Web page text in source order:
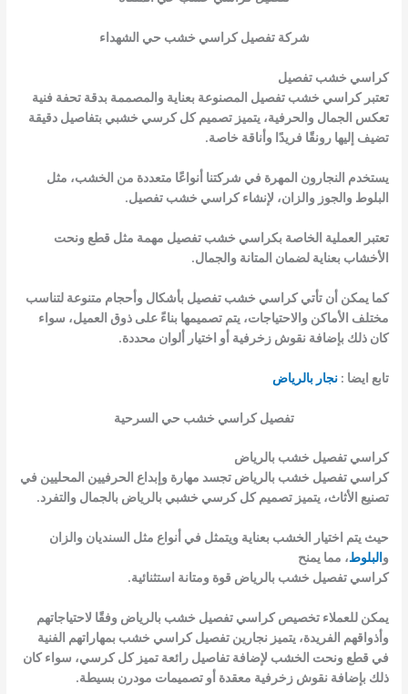
شركةتفصيل كراسي خشب حي الشهداء
كراسي خشب تفصيل
تعتبر كراسي خشب تفصيل المصنوعة بعناية والمصممة بدقة تحفة فنية
تعكس الجمال والحرفية، يتميز تصميم كل كرسي خشبي بتفاصيل دقيقة
تضيف إليها رونقًا فريدًا وأناقة خاصة.
يستخدم النجارون المهرة في شركتنا أنواعًا متعددة من الخشب، مثل
البلوط والجوز والزان، لإنشاء كراسي خشب تفصيل.
تعتبر العملية الخاصة بكراسي خشب تفصيل مهمة مثل قطع ونحت
الأخشاب بعناية لضمان المتانة والجمال.
كما يمكن أن تأتي كراسي خشب تفصيل بأشكال وأحجام متنوعة لتناسب
مختلف الأماكن والاحتياجات، يتم تصميمها بناءً على ذوق العميل، سواء
كان ذلك بإضافة نقوش زخرفية أو اختيار ألوان محددة.
تابع ايضا :نجار بالرياض
تفصيل كراسي خشب حي السرحية
كراسي تفصيل خشب بالرياض
كراسي تفصيل خشب بالرياض تجسد مهارة وإبداع الحرفيين المحليين في
تصنيع الأثاث، يتميز تصميم كل كرسي خشبي بالرياض بالجمال والتفرد.
حيث يتم اختيار الخشب بعناية ويتمثل في أنواع مثل السنديان والزان
و البلوط، مما يمنح
كراسي تفصيل خشب بالرياض قوة ومتانة استثنائية.
يمكن للعملاء تخصيص كراسي تفصيل خشب بالرياض وفقًا لاحتياجاتهم
وأذواقهم الفريدة، يتميز نجارين تفصيل كراسي خشب بمهاراتهم الفنية
في قطع ونحت الخشب لإضافة تفاصيل رائعة تميز كل كرسي، سواء كان
ذلك بإضافة نقوش زخرفية معقدة أو تصميمات مودرن بسيطة.